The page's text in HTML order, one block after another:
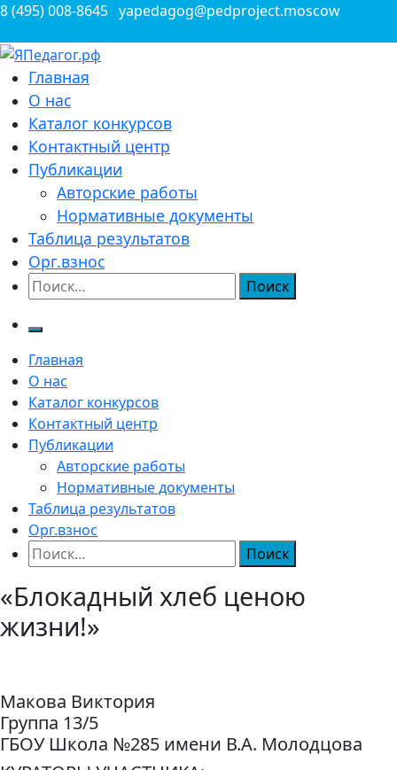
Перейти
содержимому
8 (495) 008-8645 yapedagog@pedproject.moscow
ЯПедагог.рф
Всероссийские конкурсы для педагогов
Главная
О нас
Каталог конкурсов
Контактный центр
Публикации
Авторские работы
Нормативные документы
Таблица результатов
Орг.взнос
Найти:
Главная
О нас
Каталог конкурсов
Контактный центр
Публикации
Авторские работы
Нормативные документы
Таблица результатов
Орг.взнос
Найти:
«Блокадный хлеб ценою
жизни!»
Макова Виктория
Группа 13/5
ГБОУ Школа №285 имени В.А. Молодцова